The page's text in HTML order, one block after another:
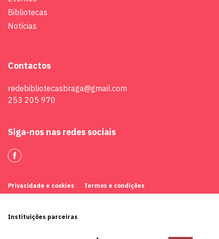
Bibliotecas
Notícias
Contactos
redebibliotecasbraga@gmail.com
253 205 970
Siga-nos nas redes sociais
Privacidade e cookies Termos e condições
Instituições parceiras